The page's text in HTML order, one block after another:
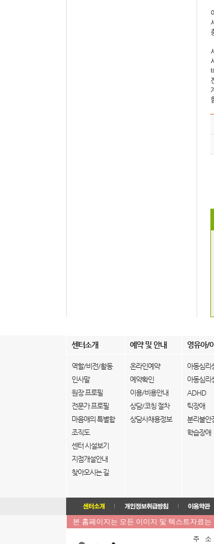
센터소개 예약 및 안내 영유아/
역할/비전/활동
인사말
원장 프로필
전문가 프로필
마음애의 특별함
조직도
센터 시설보기
지점개설안내
찾아오시는 길
온라인예약
예약확인
이용/비용안내
상담/코칭 절차
상담사채용정보
아동심리
아동심리
ADHD
틱장애
분리불안
학습장애
본 홈페이지는 모든 이미지 및 텍스트자료
주 소 :